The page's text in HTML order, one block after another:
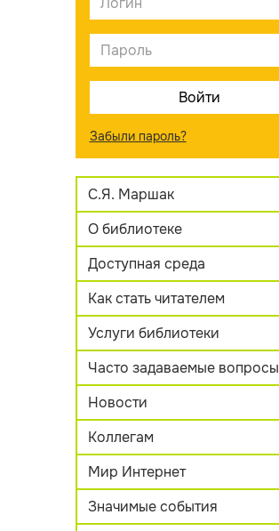
Забыли пароль?
С.Я. Маршак
О библиотеке
Доступная среда
Как стать читателем
Услуги библиотеки
Часто задаваемые вопросы
Новости
Коллегам
Мир Интернет
Значимые события